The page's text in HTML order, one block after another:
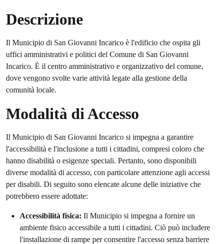
Descrizione
Il Municipio di San Giovanni Incarico è l'edificio che ospita gli
uffici amministrativi e politici del Comune di San Giovanni
Incarico. È il centro amministrativo e organizzativo del comune,
dove vengono svolte varie attività legate alla gestione della
comunità locale.
Modalità di Accesso
Il Municipio di San Giovanni Incarico si impegna a garantire
l'accessibilità e l'inclusione a tutti i cittadini, compresi coloro che
hanno disabilità o esigenze speciali. Pertanto, sono disponibili
diverse modalità di accesso, con particolare attenzione agli accessi
per disabili. Di seguito sono elencate alcune delle iniziative che
potrebbero essere adottate:
Accessibilità fisica: Il Municipio si impegna a fornire un
ambiente fisico accessibile a tutti i cittadini. Ciò può includere
l'installazione di rampe per consentire l'accesso senza barriere